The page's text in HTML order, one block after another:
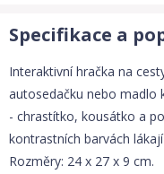
Specifikace a
Interaktivní hračka na
autosedačku nebo madlo
- chrastítko, kousátko a
kontrastních barvách
Rozměry: 24 x 27 x 9 cm.